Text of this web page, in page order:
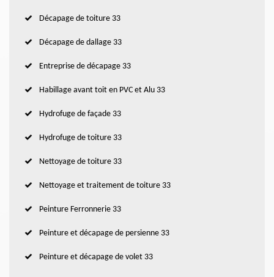
Décapage de toiture 33
Décapage de dallage 33
Entreprise de décapage 33
Habillage avant toit en PVC et Alu 33
Hydrofuge de façade 33
Hydrofuge de toiture 33
Nettoyage de toiture 33
Nettoyage et traitement de toiture 33
Peinture Ferronnerie 33
Peinture et décapage de persienne 33
Peinture et décapage de volet 33